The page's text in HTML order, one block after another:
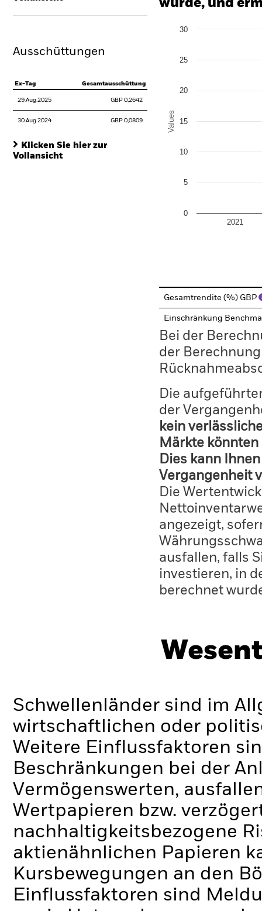
Ausschüttungen
Ex-Tag Gesamtausschüttung
29.Aug.2025 GBP 0,2642
30.Aug.2024 GBP 0,0809
Klicken Sie hier zur
Vollansicht
wurde, und
Chart
Bar chart with 2 data
Values
2021
0
5
10
15
20
25
30
Gesamtrendite (%) GBP
Einschränkung
Bei der
der
Die
der
kein
Märkte
Dies kann
Vergangenheit
Die
angezeigt,
ausfallen, falls
investieren, in
berechnet
Schwellenländer sind im
wirtschaftlichen oder
Weitere Einflussfaktoren
Beschränkungen bei der
Vermögenswerten,
Wertpapieren bzw.
nachhaltigkeitsbezogene
aktienähnlichen Papieren
Kursbewegungen an den
Einflussfaktoren sind